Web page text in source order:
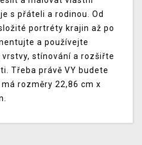
s přáteli a rodinou. Od
portréty krajin až po
a používejte
stínování a rozšiřte
Třeba právě VY budete
rozměry 22,86 cm x